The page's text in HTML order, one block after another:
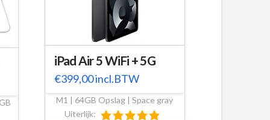
iPad Air 5 WiFi + 5G
€399,00incl.BTW
M1 | 64GB Opslag | Space gray
Uiterlijk: